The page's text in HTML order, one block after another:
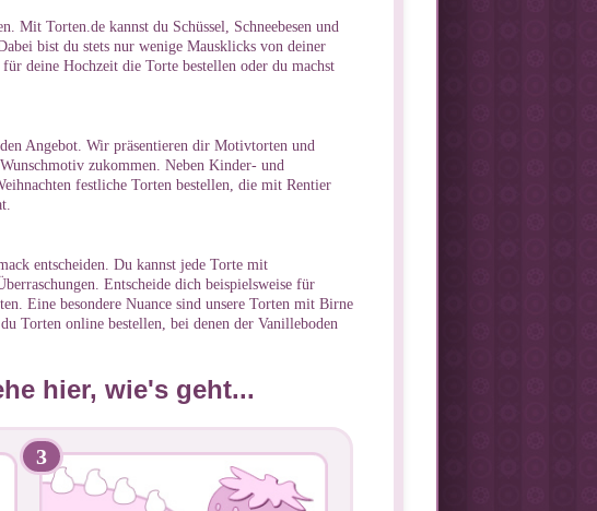
Mit Torten.de kannst du Schüssel, Schneebesen und
bist du stets nur wenige Mausklicks von deiner
deine Hochzeit die Torte bestellen oder du machst
Angebot. Wir präsentieren dir Motivtorten und
zukommen. Neben Kinder- und
festliche Torten bestellen, die mit Rentier
entscheiden. Du kannst jede Torte mit
Entscheide dich beispielsweise für
Eine besondere Nuance sind unsere Torten mit Birne
Torten online bestellen, bei denen der Vanilleboden
hier, wie's geht...
3